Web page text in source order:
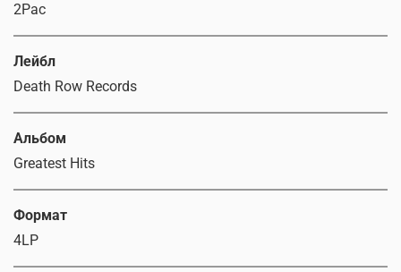
2Pac
Лейбл
Death Row Records
Альбом
Greatest Hits
Формат
4LP